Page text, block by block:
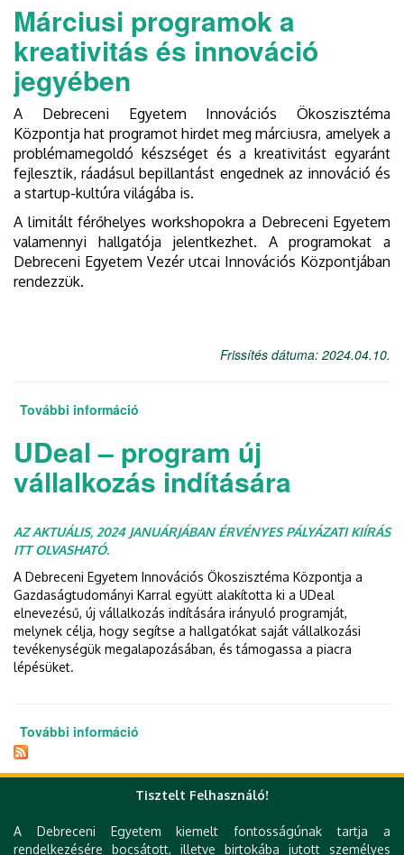
tartalommal kapcsolatosan
Márciusi programok a
kreativitás és innováció
jegyében
A Debreceni Egyetem Innovációs Ökoszisztéma
Központja hat programot hirdet meg márciusra, amelyek a
problémamegoldó készséget és a kreativitást egyaránt
fejlesztik, ráadásul bepillantást engednek az innováció és
a startup-kultúra világába is.
A limitált férőhelyes workshopokra a Debreceni Egyetem
valamennyi hallgatója jelentkezhet. A programokat a
Debreceni Egyetem Vezér utcai Innovációs Központjában
rendezzük.
Frissítés dátuma: 2024.04.10.
További információ
kapcsolatosan
UDeal – program új
vállalkozás indítására
AZ AKTUÁLIS, 2024 JANUÁRJÁBAN ÉRVÉNYES PÁLYÁZATI KIÍRÁS
ITT OLVASHATÓ.
A Debreceni Egyetem Innovációs Ökoszisztéma Központja a
Gazdaságtudományi Karral együtt alakította ki a UDeal
elnevezésű, új vállalkozás indítására irányuló programját,
melynek célja, hogy segítse a hallgatókat saját vállalkozási
tevékenységük megalapozásában, és támogassa a piacra
lépésüket.
További információ
Gyorslinkek
Tisztelt Felhasználó!
A Debreceni Egyetem kiemelt fontosságúnak tartja a
rendelkezésére bocsátott, illetve birtokába jutott személyes